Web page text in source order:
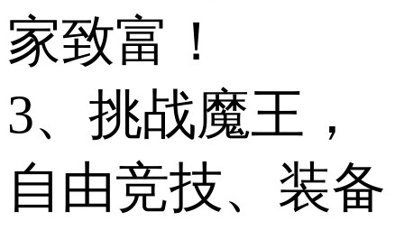
家致富！
3、挑战魔王，
自由竞技、装备